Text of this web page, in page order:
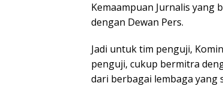
Kemaampuan Jurnalis yang
dengan Dewan Pers.
Jadi untuk tim penguji,
penguji, cukup bermitra
dari berbagai lembaga yang